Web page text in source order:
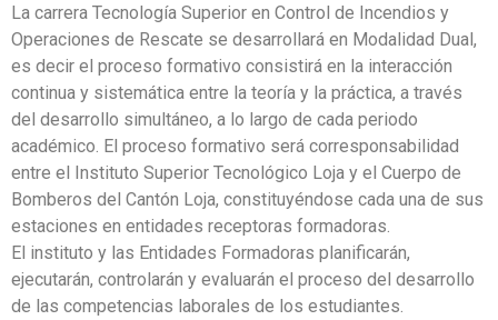
La carrera Tecnología Superior en Control de Incendios y
Operaciones de Rescate se desarrollará en Modalidad Dual,
es decir el proceso formativo consistirá en la interacción
continua y sistemática entre la teoría y la práctica, a través
del desarrollo simultáneo, a lo largo de cada periodo
académico. El proceso formativo será corresponsabilidad
entre el Instituto Superior Tecnológico Loja y el Cuerpo de
Bomberos del Cantón Loja, constituyéndose cada una de sus
estaciones en entidades receptoras formadoras.
El instituto y las Entidades Formadoras planificarán,
ejecutarán, controlarán y evaluarán el proceso del desarrollo
de las competencias laborales de los estudiantes.